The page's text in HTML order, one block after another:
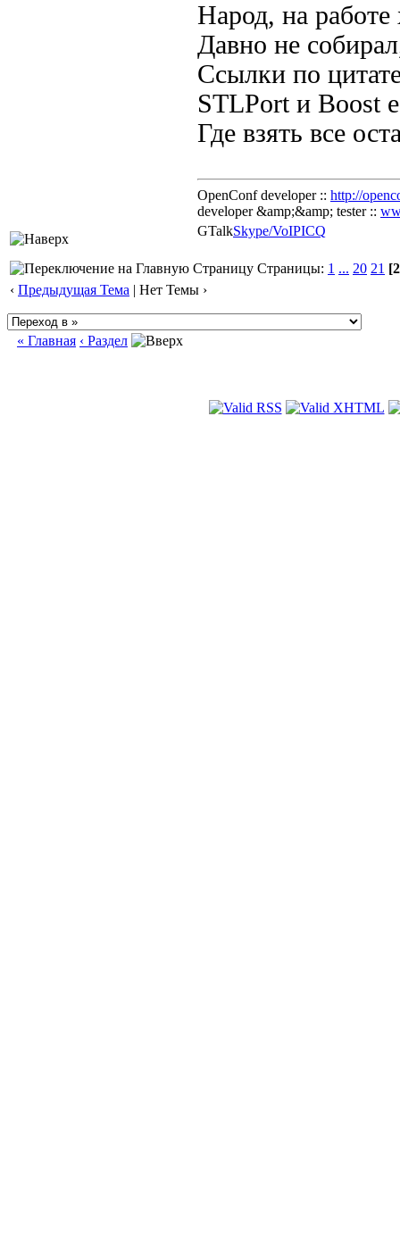
Народ, на
Давно не
Ссылки по
STLPort и Boost
Где взять все
OpenConf developer :: http://
developer &amp;&amp; tester ::
GTalkSkype/VoIPICQ
Страницы: 1 ... 20 21
‹ Предыдущая Тема | Нет Темы ›
« Главная ‹ Раздел